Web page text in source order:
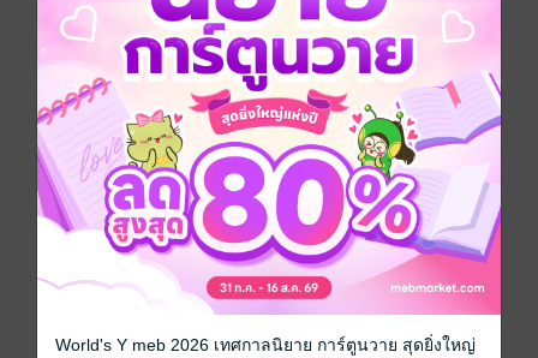
บล็อกแชต!!!
ล่าสุดนี่คือบล็อกเบอร์กันด้วยแล้วนะครับ... กู-อาร์ก-เรียล!
ถามว่าใครเคยโดนแบบอาร์ม อนณคนหล่อคนนี้มั้ย ก็ไม่ไง
แล้วทำไมผมต้องเป็นคนเดียวที่พิเศษกับลุงมันขนาดนี้ด้วย
เล่า
Boy love / Yaoi top of the year 2019 : นิยาย Yaoi
top of the year 2020 : นิยาย Yaoi
ซีรีส์ วิศวกรรมประสาท
ประเภทไฟล์ pdf, epub(สารบัญ)
World's Y meb 2026 เทศกาลนิยาย การ์ตูนวาย สุดยิ่งใหญ่